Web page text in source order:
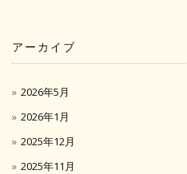
アーカイブ
2026年5月
2026年1月
2025年12月
2025年11月